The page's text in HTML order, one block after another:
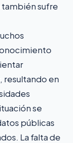
sufre
resultando en
se
públicas
La falta de